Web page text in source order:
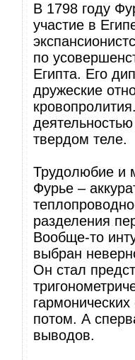
В 1798 году
участие в
по
Египта. Его
дружеские
твердом теле.
Трудолюбие и
Фурье –
разделения
Вообще-то
выбран
Он стал
потом. А
выводов.